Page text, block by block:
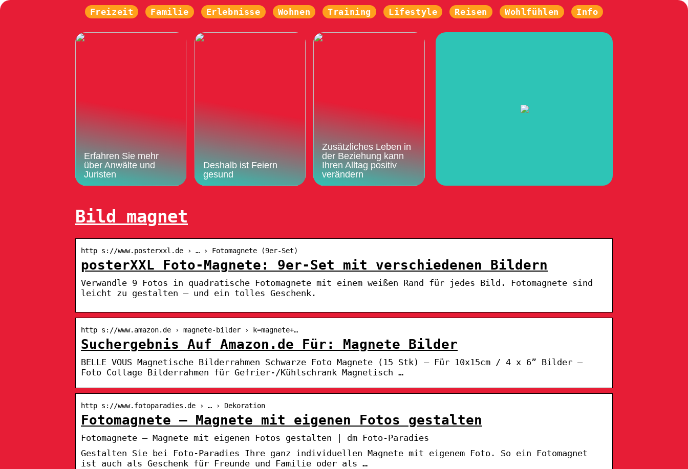
Freizeit Familie Erlebnisse Wohnen Training Lifestyle Reisen Wohlfühlen Info
Erfahren Sie mehr
über Anwälte und
Juristen
Deshalb ist Feiern
gesund
Zusätzliches Leben in
der Beziehung kann
Ihren Alltag positiv
verändern
Bild magnet
http s://www.posterxxl.de › … › Fotomagnete (9er-Set)
posterXXL Foto-Magnete: 9er-Set mit verschiedenen Bildern
Verwandle 9 Fotos in quadratische Fotomagnete mit einem weißen Rand für jedes Bild. Fotomagnete sind
leicht zu gestalten – und ein tolles Geschenk.
http s://www.amazon.de › magnete-bilder › k=magnete+…
Suchergebnis Auf Amazon.de Für: Magnete Bilder
BELLE VOUS Magnetische Bilderrahmen Schwarze Foto Magnete (15 Stk) – Für 10x15cm / 4 x 6” Bilder –
Foto Collage Bilderrahmen für Gefrier-/Kühlschrank Magnetisch …
http s://www.fotoparadies.de › … › Dekoration
Fotomagnete – Magnete mit eigenen Fotos gestalten
Fotomagnete – Magnete mit eigenen Fotos gestalten | dm Foto-Paradies
Gestalten Sie bei Foto-Paradies Ihre ganz individuellen Magnete mit eigenem Foto. So ein Fotomagnet
ist auch als Geschenk für Freunde und Familie oder als …